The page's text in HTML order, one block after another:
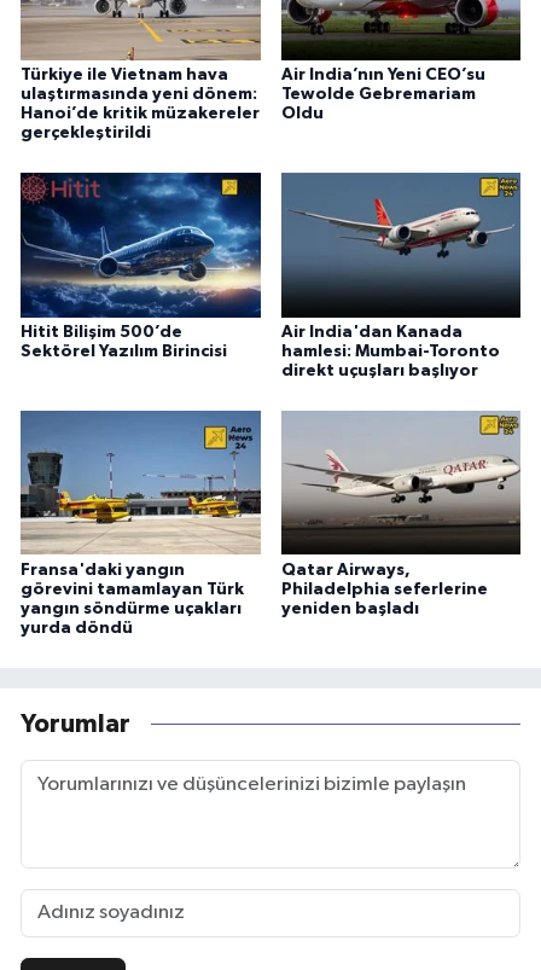
Türkiye ile Vietnam hava
ulaştırmasında yeni dönem:
Hanoi’de kritik müzakereler
gerçekleştirildi
Air India’nın Yeni CEO’su
Tewolde Gebremariam
Oldu
Hitit Bilişim 500’de
Sektörel Yazılım Birincisi
Air India'dan Kanada
hamlesi: Mumbai-Toronto
direkt uçuşları başlıyor
Fransa'daki yangın
görevini tamamlayan Türk
yangın söndürme uçakları
yurda döndü
Qatar Airways,
Philadelphia seferlerine
yeniden başladı
Yorumlar